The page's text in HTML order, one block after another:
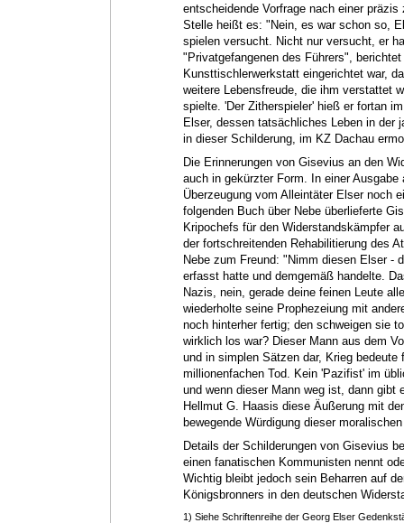
entscheidende Vorfrage nach einer
Stelle heißt es: "Nein, es war schon so,
spielen versucht. Nicht nur versucht, er
"Privatgefangenen des Führers",
Kunsttischlerwerkstatt eingerichtet war,
weitere Lebensfreude, die ihm verstattet
spielte. 'Der Zitherspieler' hieß er fortan
Elser, dessen tatsächliches Leben in der
in dieser Schilderung, im KZ Dachau
Die Erinnerungen von Gisevius an den
auch in gekürzter Form. In einer
Überzeugung vom Alleintäter Elser noch
folgenden Buch über Nebe überlieferte
Kripochefs für den Widerstandskämpfer
der fortschreitenden Rehabilitierung des
Nebe zum Freund: "Nimm diesen Elser -
erfasst hatte und demgemäß handelte.
Nazis, nein, gerade deine feinen Leute
wiederholte seine Prophezeiung mit
noch hinterher fertig; den schweigen sie
wirklich los war? Dieser Mann aus dem
und in simplen Sätzen dar, Krieg bedeute
millionenfachen Tod. Kein 'Pazifist' im
und wenn dieser Mann weg ist, dann gibt
Hellmut G. Haasis diese Äußerung mit
bewegende Würdigung dieser
Details der Schilderungen von Gisevius
einen fanatischen Kommunisten nennt
Wichtig bleibt jedoch sein Beharren auf
Königsbronners in den deutschen
1) Siehe Schriftenreihe der Georg Elser